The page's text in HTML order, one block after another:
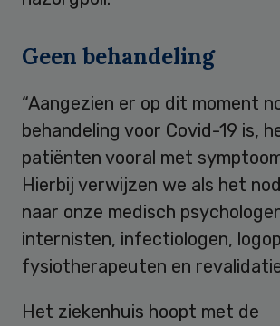
Geen behandeling
“Aangezien er op dit moment
behandeling voor Covid-19 is,
patiënten vooral met
Hierbij verwijzen we als het
naar onze medisch
internisten, infectiologen,
fysiotherapeuten en
Het ziekenhuis hoopt met de